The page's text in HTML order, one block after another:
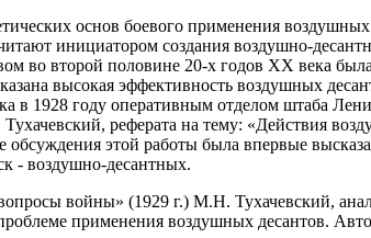
основ боевого применения
инициатором создания воздушно-
во второй половине 20-х годов ХХ века
высокая эффективность воздушных
в 1928 году оперативным отделом штаба
реферата на тему: «Действия
обсуждения этой работы была впервые
- воздушно-десантных.
войны» (1929 г.) М.Н. Тухачевский,
применения воздушных десантов.